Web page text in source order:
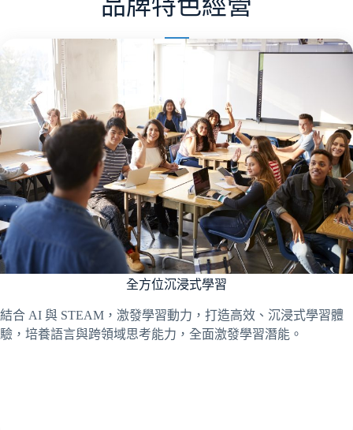
全方位沉浸式學習
結合 AI 與 STEAM，激發學習動力，打造高效、沉浸式學習體
驗，培養語言與跨領域思考能力，全面激發學習潛能。